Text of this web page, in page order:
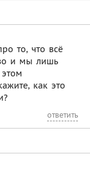
то, что всё
и мы лишь
как это
ответить